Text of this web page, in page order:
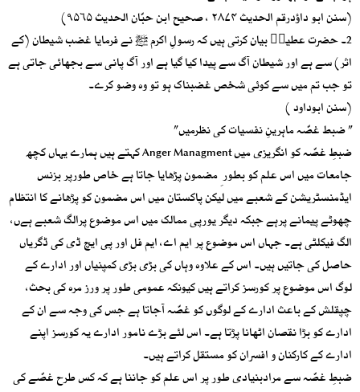
(سنن ابو داﺅدرقم الحدیث ۲۸۷۴ ، صحیح ابن حبّان الحدیث ۹۵۶۵)
2۔ حضرت عطیہؓ بیان کرتی ہیں کہ رسولِ اکرم ﷺ نے فرمایا غضب شیطان (کے
اثر) سے ہے اور شیطان آگ سے پیدا کیا گیا ہے اور آگ پانی سے بجھائی جاتی ہے
تو جب تم میں سے کوئی شخص غضبناک ہو تو وہ وضو کرے۔
(سنن ابوداود )
” ضبط غصّہ ماہرینِ نفسیات کی نظرمیں”
ضبطِ غصّہ کو انگریزی میں Anger Managment کہتے ہیں ہمارے یہاں کچھ
جامعات میں اس علم کو بطور ِ مضمون پڑھایا جاتا ہے خاص طورپر بزنس
ایڈمنسٹریشن کے شعبے میں لیکن پاکستان میں اس مضمون کو پڑھانے کا انتظام
چھوٹے پیمانے پرہے جبکہ دیگر یورپی ممالک میں اس موضوع پرالگ شعبے ہےں،
الگ فیکلٹی ہے۔ جہاں اس موضوع پر ایم اے، ایم فل اور پی ایچ ڈی کی ڈگریاں
حاصل کی جاتیں ہیں۔ اس کے علاوہ وہاں کی بڑی بڑی کمپنیاں اور ادارے کے
لوگ اس موضوع پر کورسز کراتے ہیں کیونکہ عمومی طور پر ورز مرہ کی بحث،
چپقلش کے باعث ادارے کے لوگوں کو غصّہ آجاتا ہے جس کی وجہ سے ان کے
ادارے کو بڑا نقصان اٹھانا پڑتا ہے۔ اس لئے بڑے نامور ادارے یہ کورسز اپنے
ادارے کے کارکنان و افسران کو مستقل کراتے ہیں۔
ضبطِ غصّہ سے مرادبنیادی طور پر اس علم کو جاننا ہے کہ کس طرح غصّے کی